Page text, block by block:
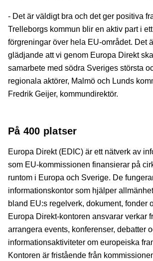
- Det är väldigt bra och det ger positiva
Trelleborgs kommun blir en aktiv part i
förgreningar över hela EU-området. Det
glädjande att vi genom Europa Direkt
samarbete med södra Sveriges största
regionala aktörer, Malmö och Lunds
Fredrik Geijer, kommundirektör.
På 400 platser
Europa Direkt (EDIC) är ett nätverk av
som EU-kommissionen finansierar på
runtom i Europa och Sverige. De
informationskontor som hjälper
bland EU:s regelverk, dokument, fonder
Europa Direkt-kontoren ansvarar verkar
arrangera events, konferenser, debatter
informationsaktiviteter om europeiska
Kontoren är fristående från